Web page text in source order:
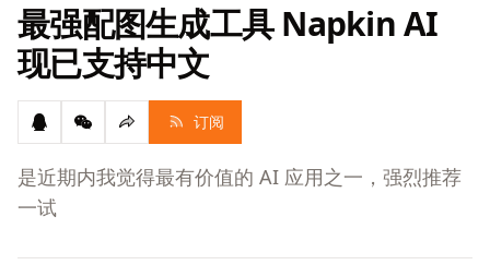
最强配图生成工具 Napkin AI
现已支持中文
订阅
是近期内我觉得最有价值的 AI 应用之一，强烈推荐
一试